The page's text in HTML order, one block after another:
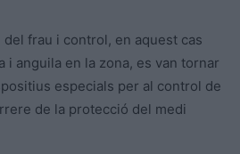
frau i control, en aquest cas
i anguila en la zona, es van tornar
especials per al control de
de la protecció del medi